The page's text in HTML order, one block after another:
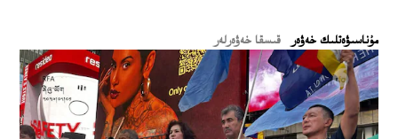
ﻣﯘﻧﺎﺳﯩﯟﻩﺗﻠﯩﻚ ﺧﻪﯞﻩﺭ قىسقا خەۋەرلەر